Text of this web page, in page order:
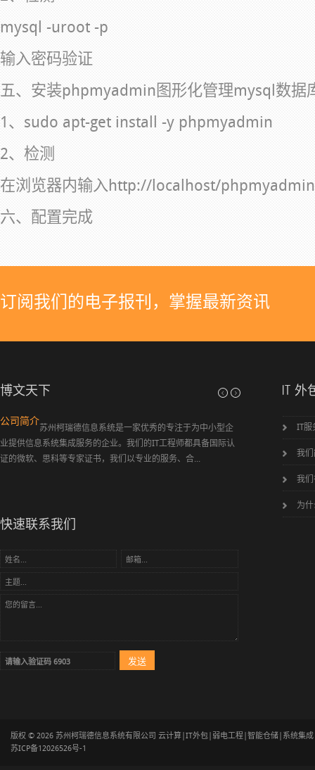
mysql -uroot -p
输入密码验证
五、安装phpmyadmin图形化管理mysql数据
1、sudo apt-get install -y phpmyadmin
2、检测
在浏览器内输入http://localhost/phpmyadmin
六、配置完成
订阅我们的电子报刊，掌握最新资讯
博文天下
公司简介
苏州柯瑞德信息系统是一家优秀的专注于为中小型企
业提供信息系统集成服务的企业。我们的IT工程师都具备国际认
证的微软、思科等专家证书，我们以专业的服务、合...
弱电工程简介
综
快速联系我们
IT 外
IT服
我
我
为
版权 © 2026 苏州柯瑞德信息系统有限公司 云计算|IT外包|弱电工程|智能仓储|系统集
苏ICP备12026526号-1